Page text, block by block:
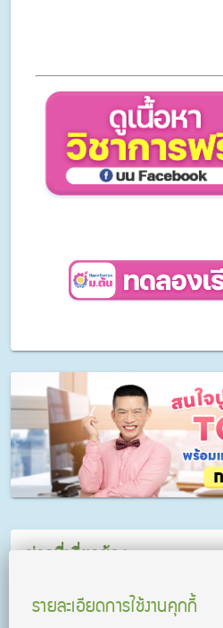
ข่าวที่เกี่ยวข้อง
รายละเอียดการใช้งานคุกกี้